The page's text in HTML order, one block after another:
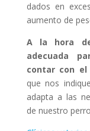
dados en
aumento de
A la hora
adecuada
contar con el
que nos
adapta a las
de nuestro